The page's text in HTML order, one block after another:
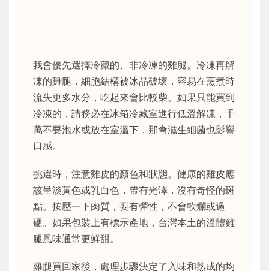
我會優先選擇冷藏的、非冷凍的雞腿。冷凍再解
凍的雞腿，細胞結構被冰晶破壞，容易在烹煮時
流失更多水分，吃起來會比較柴。如果只能買到
冷凍的，請務必在冰箱冷藏室進行低溫解凍，千
萬不要泡水或放在室溫下，那會滋生細菌也影響
口感。
挑選時，注意雞皮的顏色和狀態。健康的雞皮應
該呈淡黃色或乳白色，帶有光澤，沒有奇怪的斑
點。按壓一下肉質，要有彈性，不會軟爛或過
硬。如果包裝上有標示產地，台灣本土的溫體雞
腿風味通常更鮮甜。
雞腿買回家後，處理步驟決定了入味和熟成的均